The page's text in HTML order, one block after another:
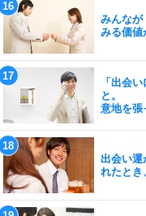
みんなが
みる価値
「出会
と。
意地を張
出会い運
れたとき